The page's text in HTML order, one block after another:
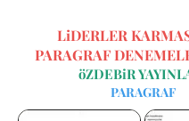
LiDERLER
PARAGRAF
öZDEBiR
PARAGRAF